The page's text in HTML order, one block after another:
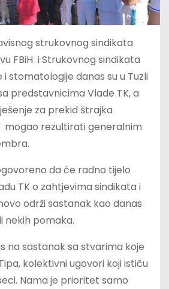
strukovnog sindikata
FBiH i Strukovnog sindikata
stomatologije danas su u Tuzli
predstavnicima Vlade TK, a
za prekid štrajka
mogao rezultirati generalnim
da će radno tijelo
TK o zahtjevima sindikata i
održi sastanak kao danas
nekih pomaka.
na sastanak sa stvarima koje
kolektivni ugovori koji ističu
Nama je prioritet samo